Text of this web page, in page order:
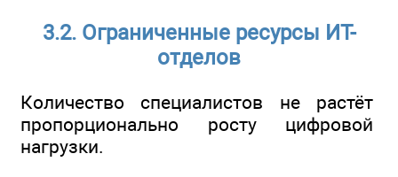
3.2. Ограниченные ресурсы ИТ-
отделов
Количество специалистов не растёт
пропорционально росту цифровой
нагрузки.